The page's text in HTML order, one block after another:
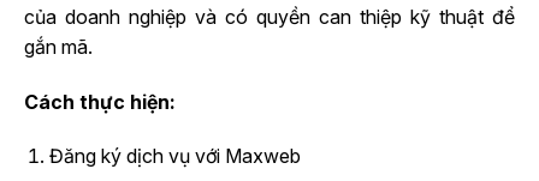
của doanh nghiệp và có quyền can thiệp kỹ thuật để
gắn mã.
Cách thực hiện:
Đăng ký dịch vụ với Maxweb